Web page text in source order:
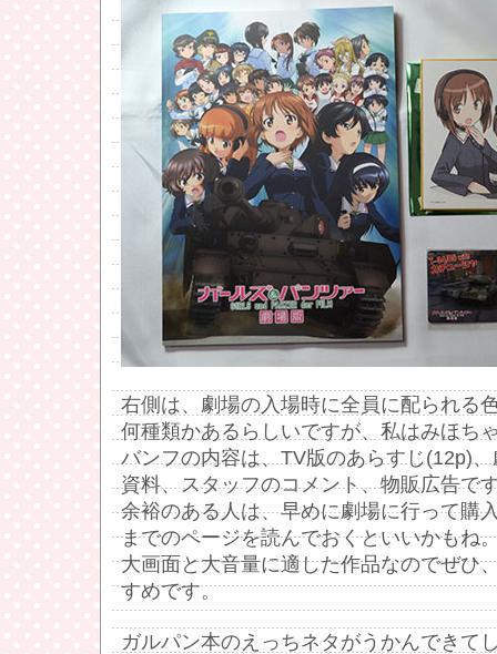
右側は、劇場の入場時に全員に配られる
何種類かあるらしいですが、私はみほち
バンフの内容は、TV版のあらすじ(12p)
資料、スタッフのコメント、物販広告で
余裕のある人は、早めに劇場に行って購
までのページを読んでおくといいかもね
大画面と大音量に適した作品なのでぜひ
すめです。
ガルパン本のえっちネタがうかんできて